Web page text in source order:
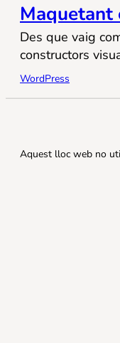
Maquetant
Des que vaig
constructors
WordPress
Aquest lloc web no